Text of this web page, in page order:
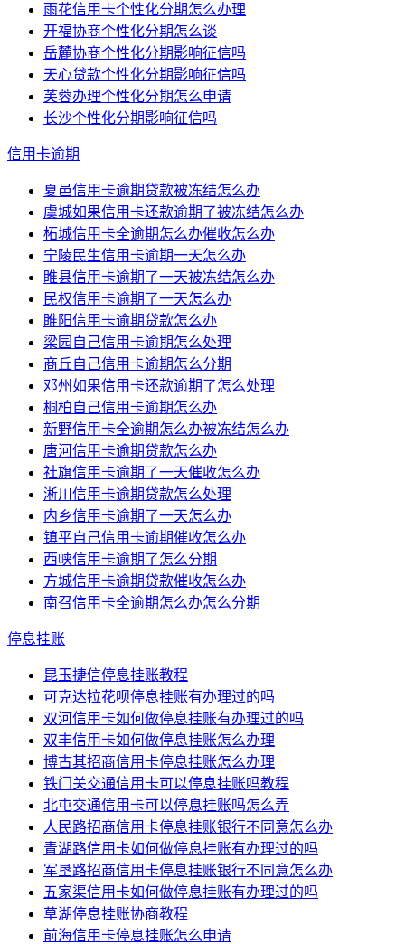
雨花信用卡个性化分期怎么办理
开福协商个性化分期怎么谈
岳麓协商个性化分期影响征信吗
天心贷款个性化分期影响征信吗
芙蓉办理个性化分期怎么申请
长沙个性化分期影响征信吗
信用卡逾期
夏邑信用卡逾期贷款被冻结怎么办
虞城如果信用卡还款逾期了被冻结怎么办
柘城信用卡全逾期怎么办催收怎么办
宁陵民生信用卡逾期一天怎么办
睢县信用卡逾期了一天被冻结怎么办
民权信用卡逾期了一天怎么办
睢阳信用卡逾期贷款怎么办
梁园自己信用卡逾期怎么处理
商丘自己信用卡逾期怎么分期
邓州如果信用卡还款逾期了怎么处理
桐柏自己信用卡逾期怎么办
新野信用卡全逾期怎么办被冻结怎么办
唐河信用卡逾期贷款怎么办
社旗信用卡逾期了一天催收怎么办
淅川信用卡逾期贷款怎么处理
内乡信用卡逾期了一天怎么办
镇平自己信用卡逾期催收怎么办
西峡信用卡逾期了怎么分期
方城信用卡逾期贷款催收怎么办
南召信用卡全逾期怎么办怎么分期
停息挂账
昆玉捷信停息挂账教程
可克达拉花呗停息挂账有办理过的吗
双河信用卡如何做停息挂账有办理过的吗
双丰信用卡如何做停息挂账怎么办理
博古其招商信用卡停息挂账怎么办理
铁门关交通信用卡可以停息挂账吗教程
北屯交通信用卡可以停息挂账吗怎么弄
人民路招商信用卡停息挂账银行不同意怎么办
青湖路信用卡如何做停息挂账有办理过的吗
军垦路招商信用卡停息挂账银行不同意怎么办
五家渠信用卡如何做停息挂账有办理过的吗
草湖停息挂账协商教程
前海信用卡停息挂账怎么申请